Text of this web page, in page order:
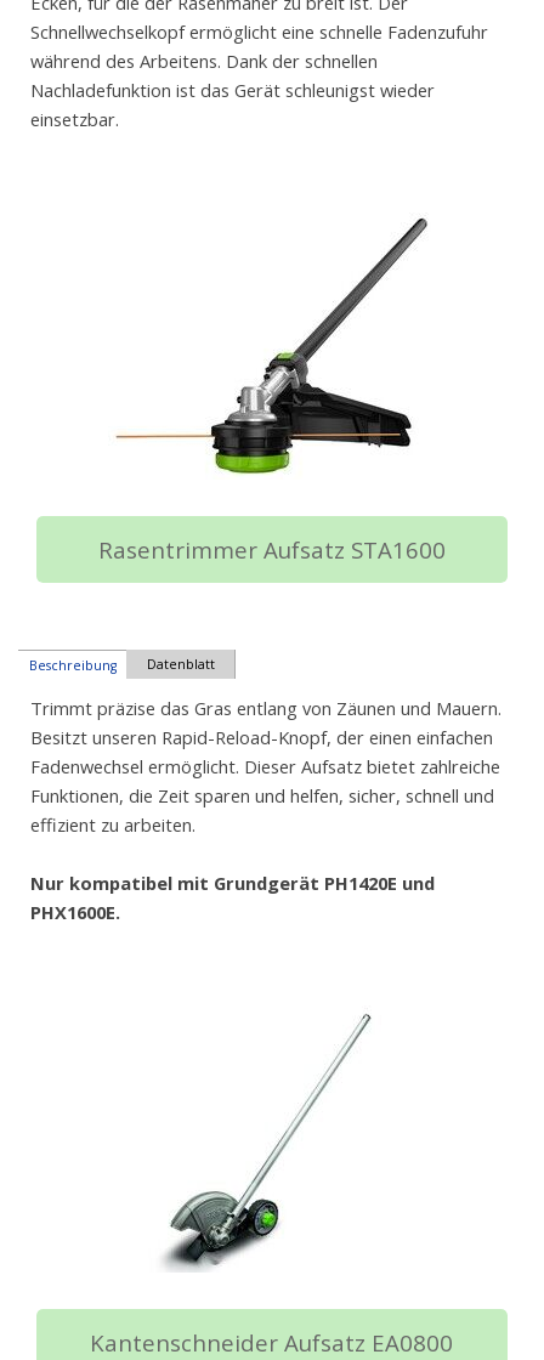
Schnellwechselkopf ermöglicht eine schnelle Fadenzufuhr
während des Arbeitens. Dank der schnellen
Nachladefunktion ist das Gerät schleunigst wieder
einsetzbar.
Rasentrimmer Aufsatz STA1600
Beschreibung Datenblatt
Trimmt präzise das Gras entlang von Zäunen und Mauern.
Besitzt unseren Rapid-Reload-Knopf, der einen einfachen
Fadenwechsel ermöglicht. Dieser Aufsatz bietet zahlreiche
Funktionen, die Zeit sparen und helfen, sicher, schnell und
effizient zu arbeiten.
Nur kompatibel mit Grundgerät PH1420E und
PHX1600E.
Kantenschneider Aufsatz EA0800